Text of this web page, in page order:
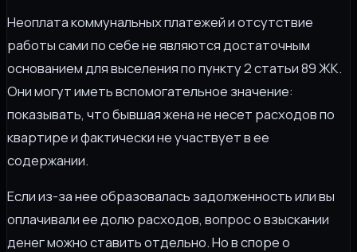
Неоплата коммунальных платежей и отсутствие
работы сами по себе не являются достаточным
основанием для выселения по пункту 2 статьи 89 ЖК.
Они могут иметь вспомогательное значение:
показывать, что бывшая жена не несет расходов по
квартире и фактически не участвует в ее
содержании.
Если из-за нее образовалась задолженность или вы
оплачивали ее долю расходов, вопрос о взыскании
денег можно ставить отдельно. Но в споре о